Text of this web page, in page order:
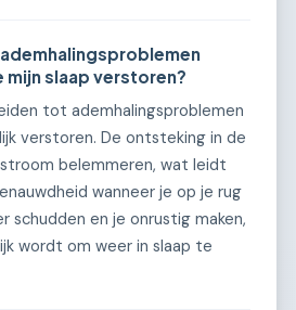
slaap verstoren?
tot ademhalingsproblemen
verstoren. De ontsteking in de
belemmeren, wat leidt
wanneer je op je rug
schudden en je onrustig maken,
wordt om weer in slaap te